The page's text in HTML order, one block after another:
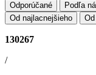
Odporúčané Podľa
Od najlacnejšieho
130267
/